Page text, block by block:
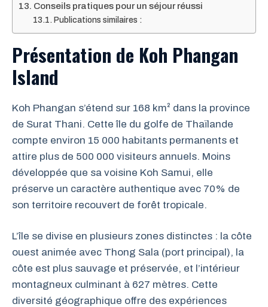
Conseils pratiques pour un séjour réussi
Publications similaires :
Présentation de Koh Phangan
Island
Koh Phangan s’étend sur 168 km² dans la province
de Surat Thani. Cette île du golfe de Thaïlande
compte environ 15 000 habitants permanents et
attire plus de 500 000 visiteurs annuels. Moins
développée que sa voisine Koh Samui, elle
préserve un caractère authentique avec 70% de
son territoire recouvert de forêt tropicale.
L’île se divise en plusieurs zones distinctes : la côte
ouest animée avec Thong Sala (port principal), la
côte est plus sauvage et préservée, et l’intérieur
montagneux culminant à 627 mètres. Cette
diversité géographique offre des expériences